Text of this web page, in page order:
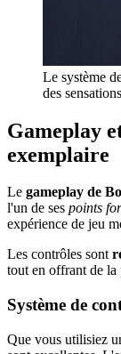
Le système
des
Gameplay
exemplaire
Le gameplay de
l'un de ses points
expérience de jeu
Les contrôles sont
tout en offrant de la
Système de
Que vous utilisiez